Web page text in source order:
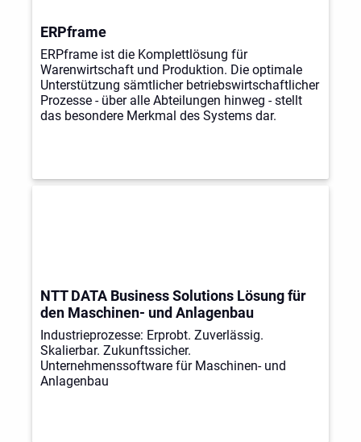
ERPframe
ERPframe ist die Komplettlösung für
Warenwirtschaft und Produktion. Die optimale
Unterstützung sämtlicher betriebswirtschaftlicher
Prozesse - über alle Abteilungen hinweg - stellt
das besondere Merkmal des Systems dar.
NTT DATA Business Solutions Lösung für
den Maschinen- und Anlagenbau
Industrieprozesse: Erprobt. Zuverlässig.
Skalierbar. Zukunftssicher.
Unternehmenssoftware für Maschinen- und
Anlagenbau